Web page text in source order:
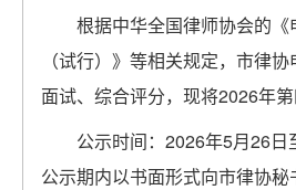
根据中华全国律师协会的
（试行）》等相关规定，市律
面试、综合评分，现将2026年
公示时间：2026年5月26
公示期内以书面形式向市律协秘